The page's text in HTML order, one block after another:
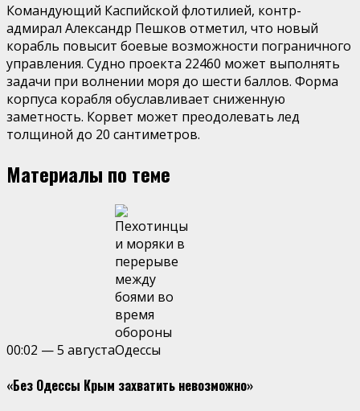
Командующий Каспийской флотилией, контр-
адмирал Александр Пешков отметил, что новый
корабль повысит боевые возможности пограничного
управления. Судно проекта 22460 может выполнять
задачи при волнении моря до шести баллов. Форма
корпуса корабля обуславливает сниженную
заметность. Корвет может преодолевать лед
толщиной до 20 сантиметров.
Материалы по теме
00:02 —5 августа
«Без Одессы Крым захватить невозможно»